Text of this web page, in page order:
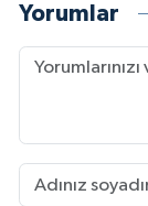
Yorumlar